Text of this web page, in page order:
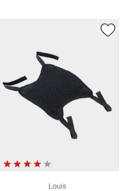
Louis